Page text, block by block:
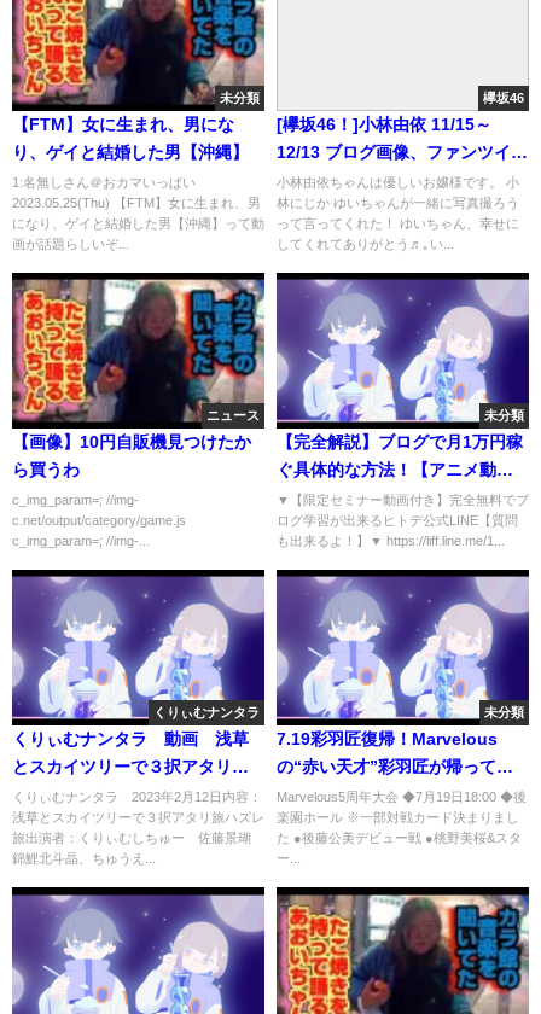
未分類
【FTM】女に生まれ、男にな
り、ゲイと結婚した男【沖縄】
1:名無しさん＠おカマいっぱい
2023.05.25(Thu) 【FTM】女に生まれ、男
になり、ゲイと結婚した男【沖縄】って動
画が話題らしいぞ...
欅坂46
[欅坂46！]小林由依 11/15～
12/13 ブログ画像、ファンツイー
トまとめ♪
小林由依ちゃんは優しいお嬢様です。 小
林にじか ゆいちゃんが一緒に写真撮ろう
って言ってくれた！ ゆいちゃん、幸せに
してくれてありがとう♬｡い...
ニュース
【画像】10円自販機見つけたか
ら買うわ
c_img_param=; //img-
c.net/output/category/game.js
c_img_param=; //img-...
未分類
【完全解説】ブログで月1万円稼
ぐ具体的な方法！【アニメ動
画】
▼【限定セミナー動画付き】完全無料でブ
ログ学習が出来るヒトデ公式LINE【質問
も出来るよ！】▼ https://liff.line.me/1...
くりぃむナンタラ
くりぃむナンタラ 動画 浅草
とスカイツリーで３択アタリ旅
ハズレ旅 2月12日
くりぃむナンタラ 2023年2月12日内容：
浅草とスカイツリーで３択アタリ旅ハズレ
旅出演者：くりぃむしちゅー 佐藤景瑚
錦鯉北斗晶、ちゅうえ...
未分類
7.19彩羽匠復帰！Marvelous
の“赤い天才”彩羽匠が帰ってく
る｜マーベラスプロレス
Marvelous5周年大会 ◆7月19日18:00 ◆後
楽園ホール ※一部対戦カード決まりまし
た ●後藤公美デビュー戦 ●桃野美桜&スタ
ー...